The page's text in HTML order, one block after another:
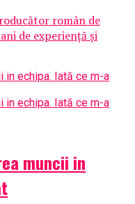
român de
de experiență și
muncii in